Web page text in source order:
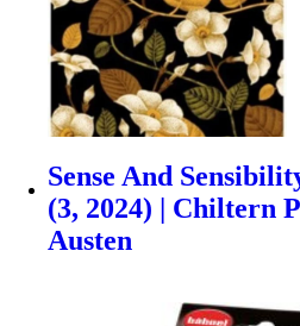
Sense And
(3, 2024) | Chiltern
Austen